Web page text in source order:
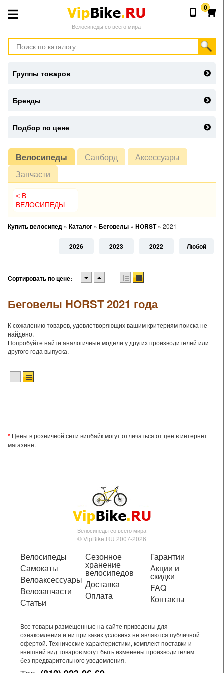
Велосипеды со всего мира
0
Велосипеды Сапборд
Аксессуары
Запчасти
< В
ВЕЛОСИПЕДЫ
Купить велосипед » Каталог » Беговелы » HORST » 2021
2026 2023 2022 Любой
Сортировать по цене:
Беговелы HORST 2021 года
К сожалению товаров, удовлетворяющих вашим критериям поиска не
найдено.
Попробуйте найти аналогичные модели у других производителей или
другого года выпуска.
* Цены в розничной сети випбайк могут отличаться от цен в интернет
магазине.
Группы товаров
Бренды
Подбор по цене
Велосипеды со всего мира
© VipBike.RU 2007-2026
Велосипеды
Самокаты
Велоаксессуары
Велозапчасти
Статьи
Сезонное
хранение
велосипедов
Доставка
Оплата
Гарантии
Акции и
скидки
FAQ
Контакты
Все товары размещенные на сайте приведены для
ознакомления и ни при каких условиях не являются публичной
офертой. Технические характеристики, комплект поставки и
внешний вид товаров могут быть изменены производителем
без предварительного уведомления.